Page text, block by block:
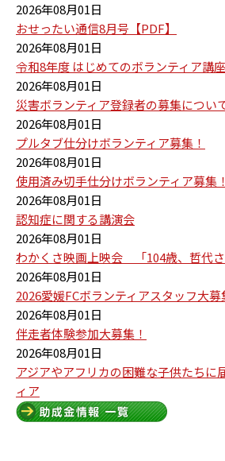
2026年08月01日
おせったい通信8月号【PDF】
2026年08月01日
令和8年度 はじめてのボランティア講
2026年08月01日
災害ボランティア登録者の募集につい
2026年08月01日
プルタブ仕分けボランティア募集！
2026年08月01日
使用済み切手仕分けボランティア募集！
2026年08月01日
認知症に関する講演会
2026年08月01日
わかくさ映画上映会 「104歳、哲代さ
2026年08月01日
2026愛媛FCボランティアスタッフ大募
2026年08月01日
伴走者体験参加大募集！
2026年08月01日
アジアやアフリカの困難な子供たちに
ィア